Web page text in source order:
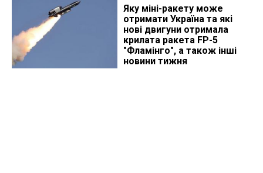
Яку міні-ракету може
отримати Україна та які
нові двигуни отримала
крилата ракета FP-5
"Фламінго", а також інші
новини тижня